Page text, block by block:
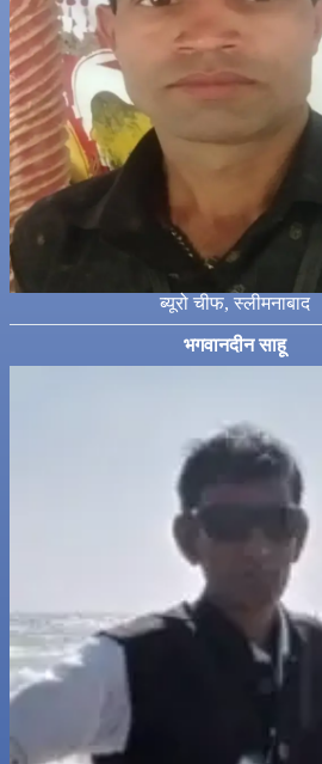
ब्यूरो चीफ, स्लीमनाबाद
भगवानदीन साहू